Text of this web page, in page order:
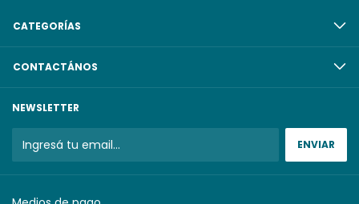
CATEGORÍAS
CONTACTÁNOS
NEWSLETTER